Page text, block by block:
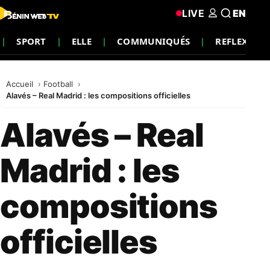
SPORT ELLE COMMUNIQUÉS REFLEXION
LIVE EN
Accueil
Football
Alavés – Real Madrid : les compositions officielles
Alavés – Real
Madrid : les
compositions
officielles